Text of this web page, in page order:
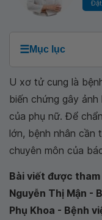
☰Mục lục
U xơ tử cung là
biến chứng gây
của phụ nữ. Để
lớn, bệnh nhân cần
chuyên môn của
Bài viết được
Nguyễn Thị Mận -
Phụ Khoa - Bệnh